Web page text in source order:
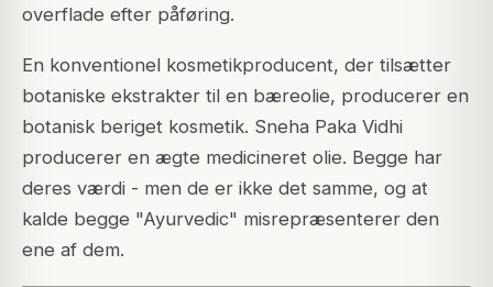
overflade efter påføring.
En konventionel kosmetikproducent, der tilsætter
botaniske ekstrakter til en bæreolie, producerer en
botanisk beriget kosmetik. Sneha Paka Vidhi
producerer en ægte medicineret olie. Begge har
deres værdi - men de er ikke det samme, og at
kalde begge "Ayurvedic" misrepræsenterer den
ene af dem.